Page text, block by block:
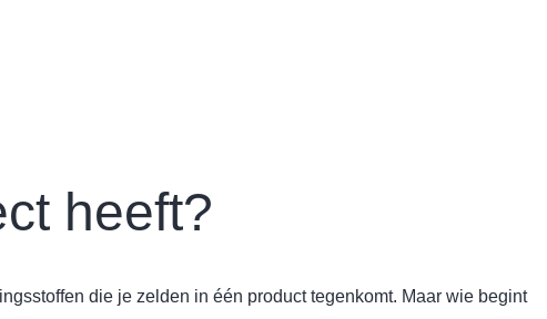
heeft?
die je zelden in één product tegenkomt. Maar wie begint